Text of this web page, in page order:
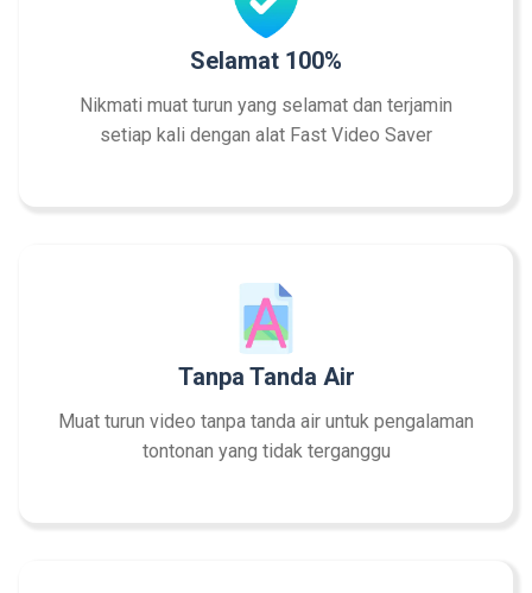
Selamat 100%
Nikmati muat turun yang selamat dan terjamin
setiap kali dengan alat Fast Video Saver
Tanpa Tanda Air
Muat turun video tanpa tanda air untuk pengalaman
tontonan yang tidak terganggu